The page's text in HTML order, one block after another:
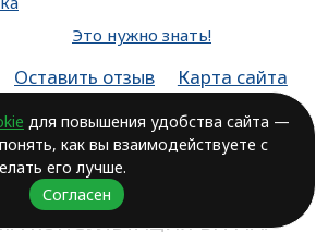
Это нужно знать!
Оставить отзыв
Карта сайта
от 14.10.2016, выдана Министерством
Челябинской области
ПРОТИВОПОКАЗАНИЯ.
КОНСУЛЬТАЦИЯ ВРАЧА!
для повышения удобства сайта —
как вы взаимодействуете с
его лучше.
Согласен